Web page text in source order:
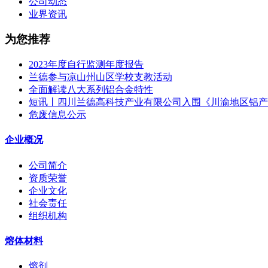
业界资讯
为您推荐
2023年度自行监测年度报告
兰德参与凉山州山区学校支教活动
全面解读八大系列铝合金特性
短讯丨四川兰德高科技产业有限公司入围《川渝地区铝
危废信息公示
企业概况
公司简介
资质荣誉
企业文化
社会责任
组织机构
熔体材料